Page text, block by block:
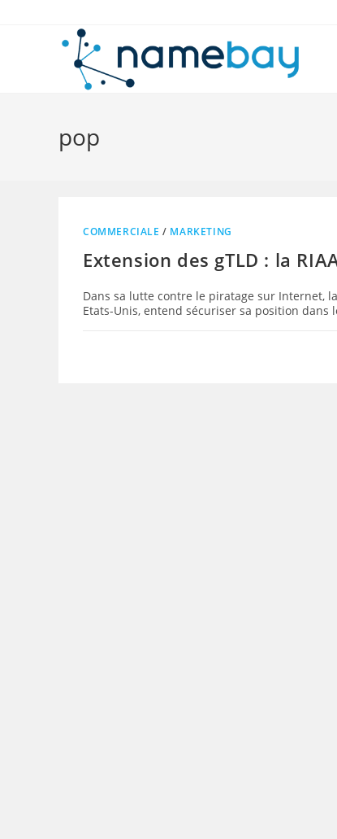
pop
COMMERCIALE / MARKETING
Extension des gTLD : la
Dans sa lutte contre le piratage sur Internet,
Etats-Unis, entend sécuriser sa position dans